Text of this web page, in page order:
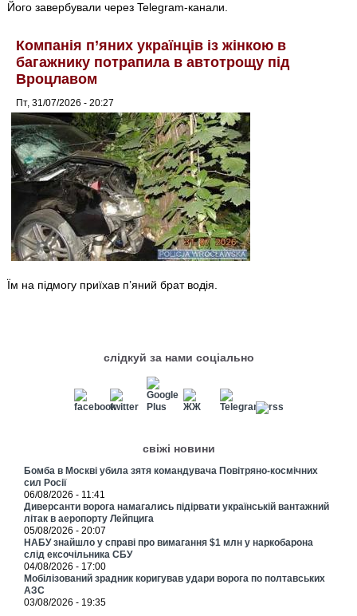
Його завербували через Telegram-канали.
Компанія п’яних українців із жінкою в
багажнику потрапила в автотрощу під
Вроцлавом
Пт, 31/07/2026 - 20:27
Їм на підмогу приїхав п’яний брат водія.
слідкуй за нами соціально
свіжі новини
Бомба в Москві убила зятя командувача Повітряно-космічних
сил Росії
06/08/2026 - 11:41
Диверсанти ворога намагались підірвати українській вантажний
літак в аеропорту Лейпцига
05/08/2026 - 20:07
НАБУ знайшло у справі про вимагання $1 млн у наркобарона
слід ексочільника СБУ
04/08/2026 - 17:00
Мобілізований зрадник коригував удари ворога по полтавських
АЗС
03/08/2026 - 19:35